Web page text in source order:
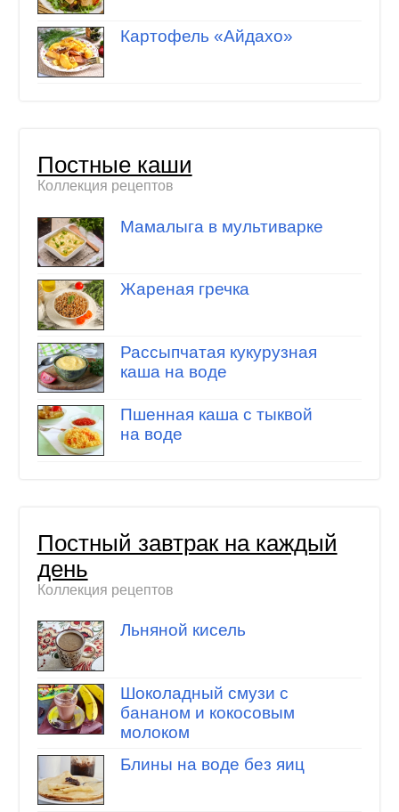
Картофель «Айдахо»
Постные каши
Коллекция рецептов
Мамалыга в мультиварке
Жареная гречка
Рассыпчатая кукурузная
каша на воде
Пшенная каша с тыквой
на воде
Постный завтрак на каждый
день
Коллекция рецептов
Льняной кисель
Шоколадный смузи с
бананом и кокосовым
молоком
Блины на воде без яиц